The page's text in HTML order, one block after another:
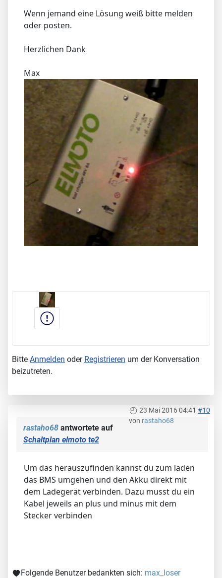
Wenn jemand eine Lösung weiß bitte melden
oder posten.
Herzlichen Dank
Max
Bitte Anmelden oder Registrieren um der Konversation
beizutreten.
23 Mai 2016 04:41 #10
von rastaho68
rastaho68 antwortete auf
Schaltplan elmoto te2
Um das herauszufinden kannst du zum laden
das BMS umgehen und den Akku direkt mit
dem Ladegerät verbinden. Dazu musst du ein
Kabel jeweils an plus und minus mit dem
Stecker verbinden
Folgende Benutzer bedankten sich: max_loser